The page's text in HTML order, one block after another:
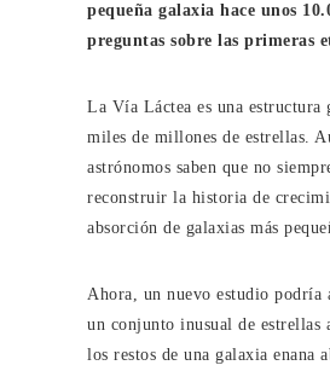
pequeña galaxia hace unos
preguntas sobre las primeras
La Vía Láctea es una estructura
miles de millones de estrellas.
astrónomos saben que no
reconstruir la historia de
absorción de galaxias más
Ahora, un nuevo estudio podría
un conjunto inusual de estrellas
los restos de una galaxia